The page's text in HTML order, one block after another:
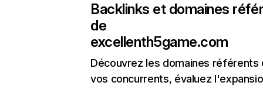
Backlinks et domaines
de
excellenth5game.com
Découvrez les domaines référents
vos concurrents, évaluez